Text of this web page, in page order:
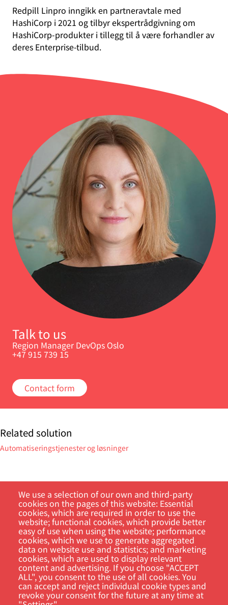
Redpill Linpro inngikk en partneravtale med
HashiCorp i 2021 og tilbyr ekspertrådgivning om
HashiCorp-produkter i tillegg til å være forhandler av
deres Enterprise-tilbud.
Talk to us
Region Manager DevOps Oslo
+47 915 739 15
Contact form
Related solution
Automatiseringstjenester og løsninger
Customer Portal
Søk
We use a selection of our own and third-party
cookies on the pages of this website: Essential
cookies, which are required in order to use the
website; functional cookies, which provide better
easy of use when using the website; performance
cookies, which we use to generate aggregated
data on website use and statistics; and marketing
cookies, which are used to display relevant
content and advertising. If you choose "ACCEPT
ALL", you consent to the use of all cookies. You
can accept and reject individual cookie types and
revoke your consent for the future at any time at